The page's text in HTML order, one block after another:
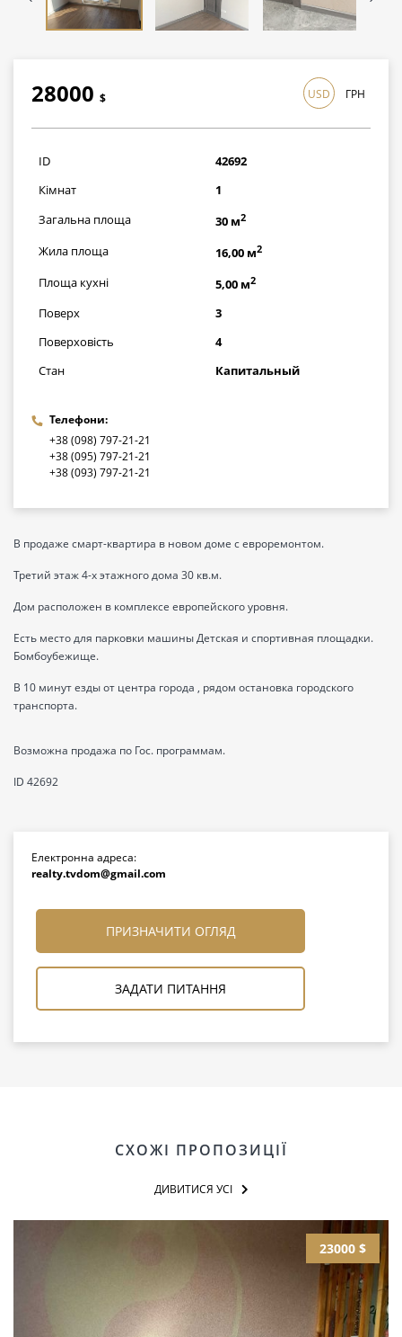
28000 $
812000грн
USD ГРН
ID
42692
Кімнат
1
Загальна площа
30 м2
Жила площа 16,00 м2
Площа кухні 5,00 м2
Поверх
3
Поверховість
4
Стан
Капитальный
Телефони:
+38 (098) 797-21-21
+38 (095) 797-21-21
+38 (093) 797-21-21
В продаже смарт-квартира в новом доме с евроремонтом.
Третий этаж 4-х этажного дома 30 кв.м.
Дом расположен в комплексе европейского уровня.
Есть место для парковки машины Детская и спортивная площадки.
Бомбоубежище.
В 10 минут езды от центра города , рядом остановка городского
транспорта.
Возможна продажа по Гос. программам.
ID 42692
Електронна адреса:
realty.tvdom@gmail.com
ПРИЗНАЧИТИ ОГЛЯД
ЗАДАТИ ПИТАННЯ
СХОЖІ ПРОПОЗИЦІЇ
ДИВИТИСЯ УСІ
23000 $